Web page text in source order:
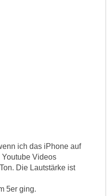
ich das iPhone auf
Youtube Videos
Die Lautstärke ist
5er ging.